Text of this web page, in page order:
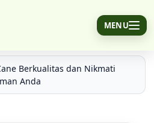
MENU
Berkualitas dan Nikmati
Anda